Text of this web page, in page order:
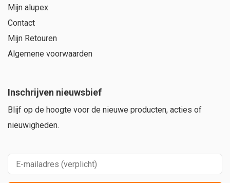
Mijn alupex
Contact
Mijn Retouren
Algemene voorwaarden
Inschrijven nieuwsbief
Blijf op de hoogte voor de nieuwe producten, acties of
nieuwigheden.